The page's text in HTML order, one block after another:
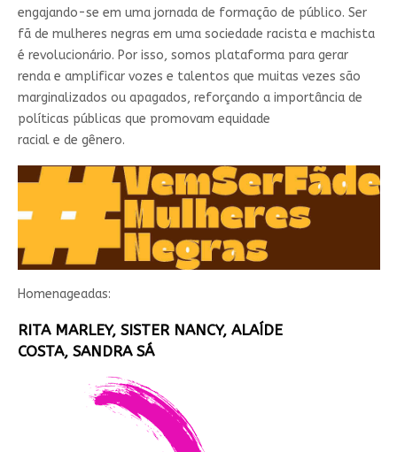
engajando-se em uma jornada de formação de público. Ser
fã de mulheres negras em uma sociedade racista e machista
é revolucionário. Por isso, somos plataforma para gerar
renda e amplificar vozes e talentos que muitas vezes são
marginalizados ou apagados, reforçando a importância de
políticas públicas que promovam equidade
racial e de gênero.
Homenageadas:
RITA MARLEY, SISTER NANCY, ALAÍDE
COSTA, SANDRA SÁ